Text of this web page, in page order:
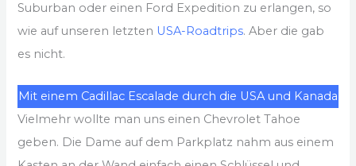
Suburban oder einen Ford Expedition zu erlangen, so
wie auf unseren letzten USA-Roadtrips. Aber die gab
es nicht.
Mit einem Cadillac Escalade durch die USA und Kanada
Vielmehr wollte man uns einen Chevrolet Tahoe
geben. Die Dame auf dem Parkplatz nahm aus einem